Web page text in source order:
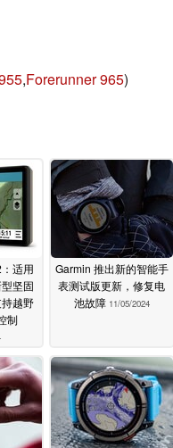
,Forerunner 965)
适用
坚固
越野
制
Garmin 推出新的智能手
表测试版更新，修复电
池故障 11/05/2024